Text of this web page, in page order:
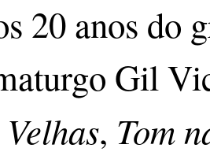
20 anos do
Gil
, Tom